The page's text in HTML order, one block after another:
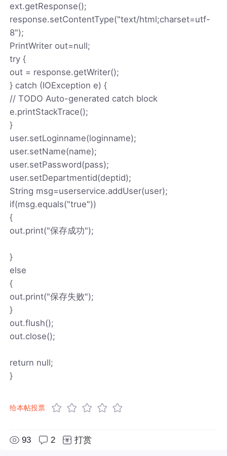
ext.getResponse();
response.setContentType("text/html;charset=utf-
8");
PrintWriter out=null;
try {
out = response.getWriter();
} catch (IOException e) {
// TODO Auto-generated catch block
e.printStackTrace();
}
user.setLoginname(loginname);
user.setName(name);
user.setPassword(pass);
user.setDepartmentid(deptid);
String msg=userservice.addUser(user);
if(msg.equals("true"))
{
out.print("保存成功");
}
else
{
out.print("保存失败");
}
out.flush();
out.close();
return null;
}
给本帖投票
93 2 打赏